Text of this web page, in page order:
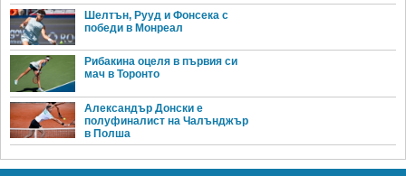
Шелтън, Рууд и Фонсека с
победи в Монреал
Рибакина оцеля в първия си
мач в Торонто
Александър Донски е
полуфиналист на Чалънджър
в Полша